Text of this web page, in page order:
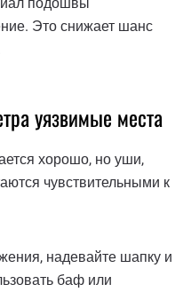
Это снижает шанс
уязвимые места
хорошо, но уши,
чувствительными к
надевайте шапку и
баф или